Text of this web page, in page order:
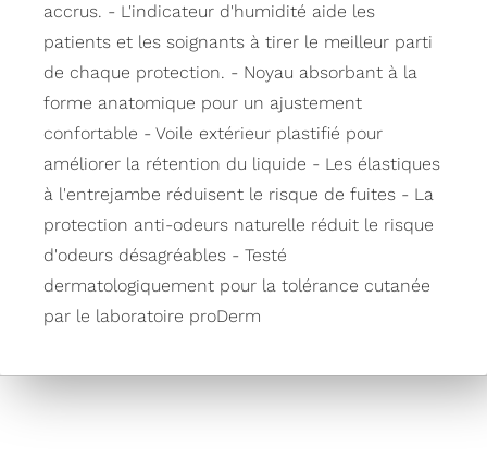
accrus. - L'indicateur d'humidité aide les
patients et les soignants à tirer le meilleur parti
de chaque protection. - Noyau absorbant à la
forme anatomique pour un ajustement
confortable - Voile extérieur plastifié pour
améliorer la rétention du liquide - Les élastiques
à l'entrejambe réduisent le risque de fuites - La
protection anti-odeurs naturelle réduit le risque
d'odeurs désagréables - Testé
dermatologiquement pour la tolérance cutanée
par le laboratoire proDerm